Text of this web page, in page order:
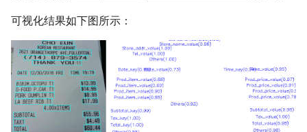
可视化结果如下图所示：